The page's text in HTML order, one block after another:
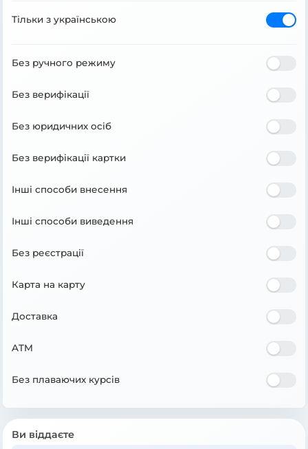
Тільки з українською
Без ручного режиму
Без верифікації
Без юридичних осіб
Без верифікації картки
Інші способи внесення
Інші способи виведення
Без реєстрації
Карта на карту
Доставка
ATM
Без плаваючих курсів
Ви віддаєте